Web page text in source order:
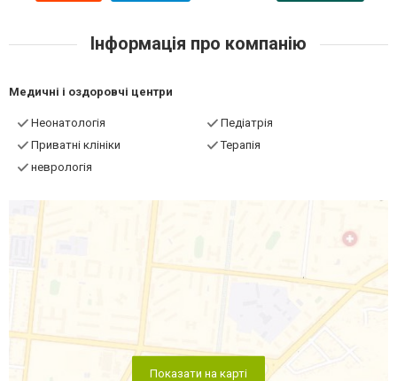
Інформація про компанію
Медичні і оздоровчі центри
Неонатологія
Педіатрія
Приватні клініки
Терапія
неврологія
Показати на карті